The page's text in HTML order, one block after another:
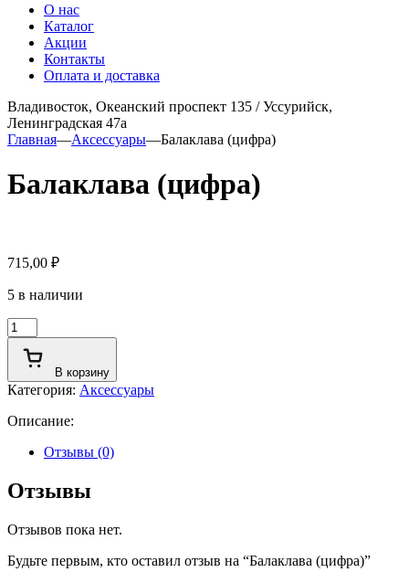
О нас
Каталог
Акции
Контакты
Оплата и доставка
Владивосток, Океанский проспект 135 / Уссурийск,
Ленинградская 47а
Главная—Аксессуары—Балаклава (цифра)
Балаклава (цифра)
715,00 ₽
5 в наличии
Количество
товара
Балаклава
В корзину
Категория: Аксессуары
Описание:
Отзывы (0)
Отзывы
Отзывов пока нет.
Будьте первым, кто оставил отзыв на “Балаклава (цифра)”